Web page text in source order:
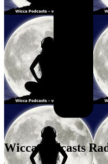
Wicca Podcasts